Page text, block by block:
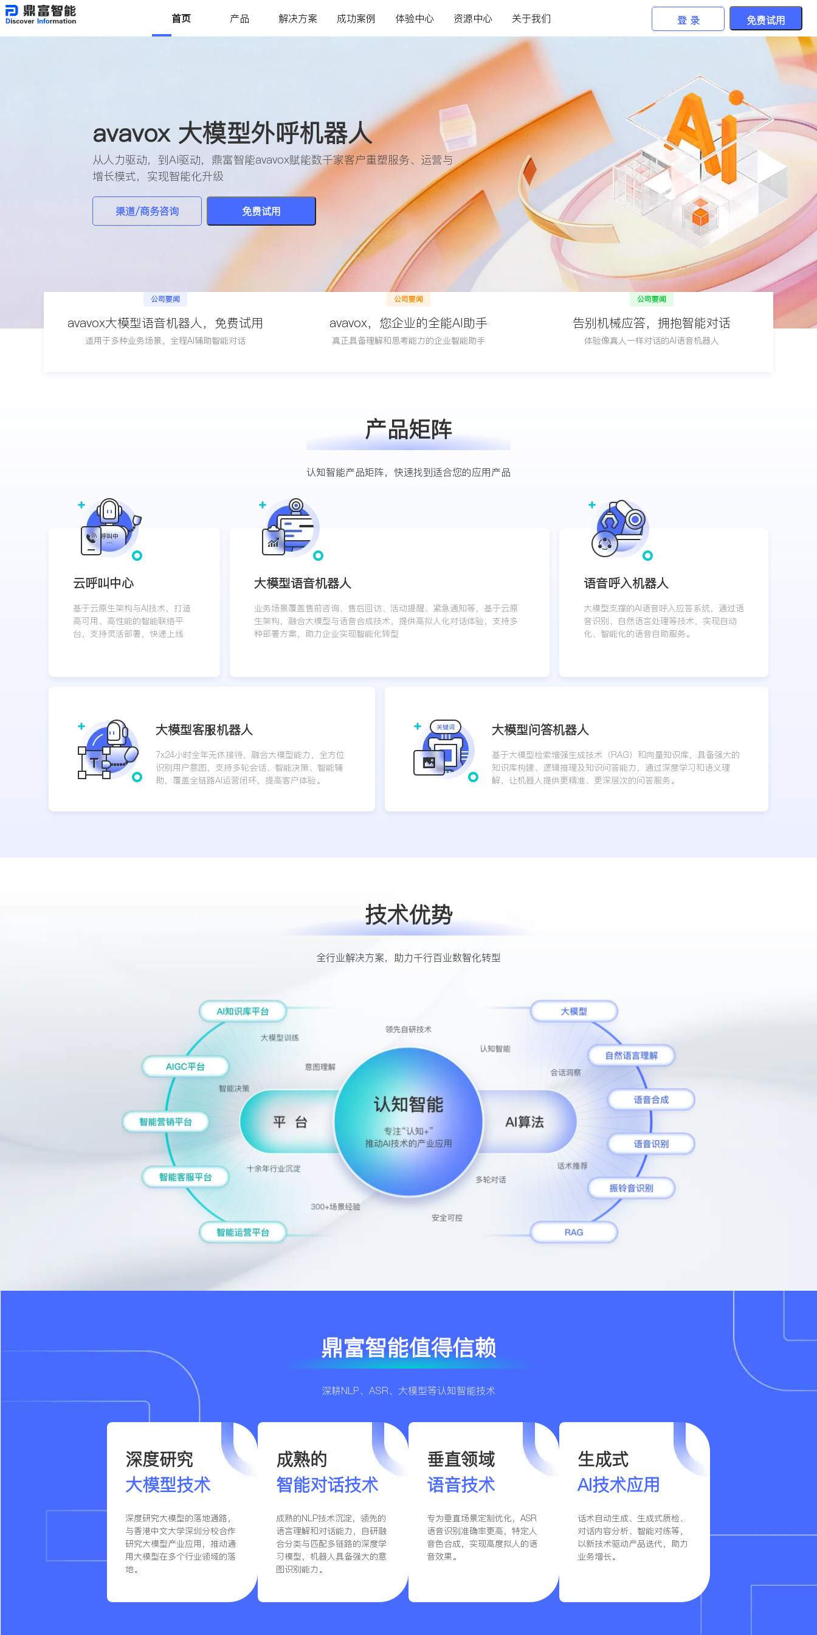
首页 产品 解决方案 成功案例 体验中心 资源中心 关于我们 登 录 免费试用
avavox 大模型外呼机器人
从人力驱动，到AI驱动，鼎富智能avavox赋能数千家客户重塑服务、运营与
增长模式，实现智能化升级
渠道/商务咨询 免费试用
公司要闻
avavox大模型语音机器人，免费试用
适用于多种业务场景，全程AI辅助智能对话
公司要闻
avavox，您企业的全能AI助手
真正具备理解和思考能力的企业智能助手
公司要闻
告别机械应答，拥抱智能对话
体验像真人一样对话的AI语音机器人
产品矩阵
认知智能产品矩阵，快速找到适合您的应用产品
云呼叫中心
基于云原生架构与AI技术，打造
高可用、高性能的智能联络平
台，支持灵活部署，快速上线
大模型语音机器人
业务场景覆盖售前咨询、售后回访、活动提醒、紧急通知等，基于云原
生架构，融合大模型与语音合成技术，提供高拟人化对话体验，支持多
种部署方案，助力企业实现智能化转型
语音呼入机器人
大模型支撑的AI语音呼入应答系统，通过语
音识别、自然语言处理等技术，实现自动
化、智能化的语音自助服务。
大模型客服机器人
7x24小时全年无休接待，融合大模型能力，全方位
识别用户意图，支持多轮会话、智能决策、智能辅
助，覆盖全链路AI运营闭环，提高客户体验。
大模型问答机器人
基于大模型检索增强生成技术（RAG）和向量知识库，具备强大的
知识库构建、逻辑推理及知识问答能力，通过深度学习和语义理
解，让机器人提供更精准、更深层次的问答服务。
技术优势
全行业解决方案，助力千行百业数智化转型
鼎富智能值得信赖
深耕NLP、ASR、大模型等认知智能技术
深度研究
大模型技术
深度研究大模型的落地通路，
与香港中文大学深圳分校合作
研究大模型产业应用，推动通
用大模型在多个行业领域的落
地。
成熟的
智能对话技术
成熟的NLP技术沉淀，领先的
语言理解和对话能力，自研融
合分类与匹配多链路的深度学
习模型，机器人具备强大的意
图识别能力。
垂直领域
语音技术
专为垂直场景定制优化，ASR
语音识别准确率更高，特定人
音色合成，实现高度拟人的语
音效果。
生成式
AI技术应用
话术自动生成、生成式质检、
对话内容分析、智能对练等，
以新技术驱动产品迭代，助力
业务增长。